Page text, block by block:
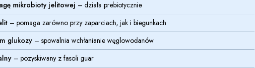
mikrobioty jelitowej – działa prebiotycznie
– pomaga zarówno przy zaparciach, jak i biegunkach
glukozy – spowalnia wchłanianie węglowodanów
– pozyskiwany z fasoli guar